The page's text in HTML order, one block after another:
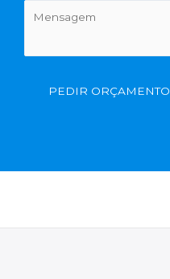
PEDIR ORÇAMENTO